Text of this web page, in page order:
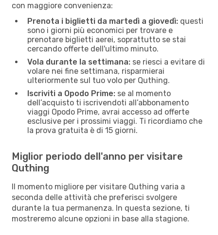
con maggiore convenienza:
Prenota i biglietti da martedì a giovedì: questi
sono i giorni più economici per trovare e
prenotare biglietti aerei, soprattutto se stai
cercando offerte dell'ultimo minuto.
Vola durante la settimana: se riesci a evitare di
volare nei fine settimana, risparmierai
ulteriormente sul tuo volo per Quthing.
Iscriviti a Opodo Prime: se al momento
dell’acquisto ti iscrivendoti all’abbonamento
viaggi Opodo Prime, avrai accesso ad offerte
esclusive per i prossimi viaggi. Ti ricordiamo che
la prova gratuita è di 15 giorni.
Miglior periodo dell'anno per visitare
Quthing
Il momento migliore per visitare Quthing varia a
seconda delle attività che preferisci svolgere
durante la tua permanenza. In questa sezione, ti
mostreremo alcune opzioni in base alla stagione.